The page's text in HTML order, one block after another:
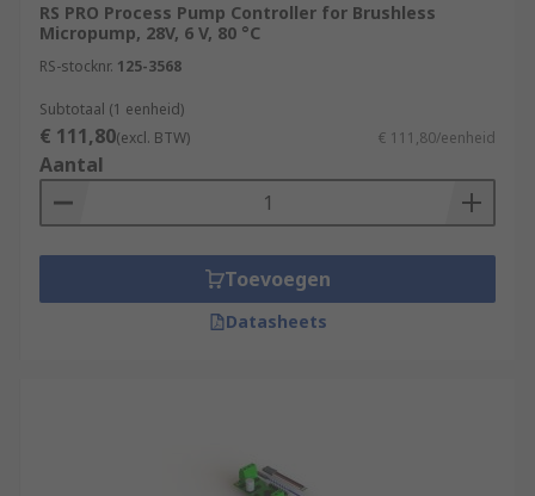
RS PRO Process Pump Controller for Brushless
Micropump, 28V, 6 V, 80 °C
RS-stocknr. 125-3568
Subtotaal (1 eenheid)
€ 111,80(excl. BTW) € 111,80/eenheid
Aantal
Toevoegen
Datasheets